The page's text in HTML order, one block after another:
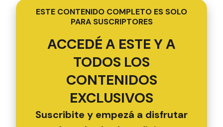
ESTE CONTENIDO COMPLETO ES SOLO
PARA SUSCRIPTORES
ACCEDÉ A ESTE Y A
TODOS LOS
CONTENIDOS
EXCLUSIVOS
Suscribite y empezá a disfrutar